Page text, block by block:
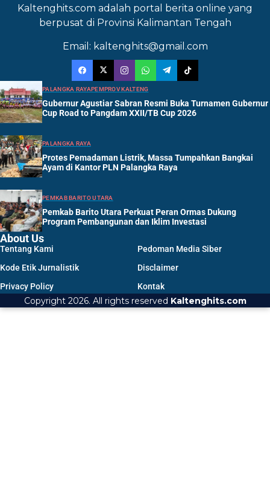
Kaltenghits.com adalah portal berita online yang
berpusat di Provinsi Kalimantan Tengah
Email: kaltenghits@gmail.com
PALANGKA RAYAPEMPROV KALTENG
Gubernur Agustiar Sabran Resmi Buka Turnamen Gubernur
Cup Road to Pangdam XXII/TB Cup 2026
PALANGKA RAYA
Protes Pemadaman Listrik, Massa Tumpahkan Bangkai
Ayam di Kantor PLN Palangka Raya
PEMKAB BARITO UTARA
Pemkab Barito Utara Perkuat Peran Ormas Dukung
Program Pembangunan dan Iklim Investasi
About Us
Tentang Kami
Pedoman Media Siber
Kode Etik Jurnalistik
Disclaimer
Privacy Policy
Kontak
Copyright 2026. All rights reserved Kaltenghits.com